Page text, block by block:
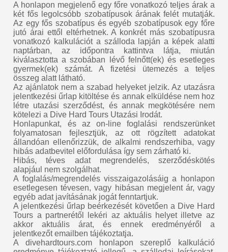
A honlapon megjelenő egy főre vonatkozó teljes árak a
két fős legolcsóbb szobatípusok árának felét mutatják.
Az egy fős szobatípus és egyéb szobatípusok egy főre
jutó árai ettől eltérhetnek. A konkrét más szobatípusra
vonatkozó kalkulációt a szálloda lapján a képek alatti
naptárban, az időpontra kattintva látja, miután
kiválasztotta a szobában lévő felnőtt(ek) és esetleges
gyermek(ek) számát. A fizetési ütemezés a teljes
összeg alatt látható.
Az ajánlatok nem a szabad helyeket jelzik. Az utazásra
jelentkezési űrlap kitöltése és annak elküldése nem hoz
létre utazási szerződést, és annak megkötésére nem
kötelezi a Dive Hard Tours Utazási Irodát.
Honlapunkat, és az on-line foglalási rendszerünket
folyamatosan fejlesztjük, az ott rögzített adatokat
állandóan ellenőrizzük, de alkalmi rendszerhiba, vagy
hibás adatbevitel előfordulása így sem zárható ki.
Hibás, téves adat megrendelés, szerződéskötés
alapjául nem szolgálhat.
A foglalás/megrendelés visszaigazolásáig a honlapon
esetlegesen tévesen, vagy hibásan megjelent ár, vagy
egyéb adat javításának jogát fenntartjuk.
A jelentkezési űrlap beérkezését követően a Dive Hard
Tours a partnerétől lekéri az aktuális helyet illetve az
akkor aktuális árat, és ennek eredményéről a
jelentkezőt emailben tájékoztatja.
A divehardtours.com honlapon szereplő kalkuláció